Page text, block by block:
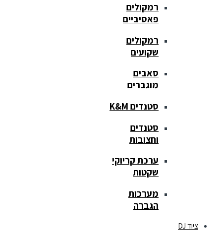
רמקולים
פאסיביים
רמקולים
שקועים
סאבים
מוגברים
סטנדים K&M
סטנדים
וחצובות
ערכת קריוקי
שקטות
מערכות
הגברה
ציוד DJ